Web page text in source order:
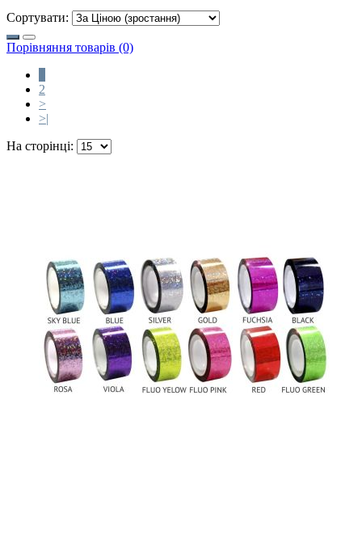
Сортувати:
Порівняння товарів (0)
2
>
>|
На сторінці: